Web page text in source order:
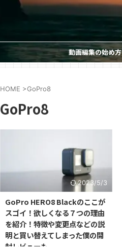
動画編集の始め方
HOME >GoPro8
GoPro8
2023/5/3
GoPro HERO8 Blackのここが
スゴイ！欲しくなる７つの理由
を紹介！特徴や変更点などの説
明と買い替えてしまった僕の開
封レビューも